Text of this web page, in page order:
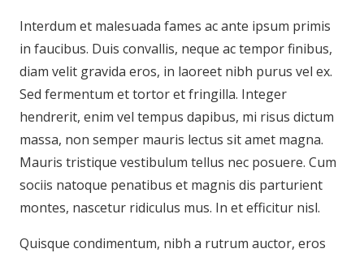
Interdum et malesuada fames ac ante ipsum primis
in faucibus. Duis convallis, neque ac tempor finibus,
diam velit gravida eros, in laoreet nibh purus vel ex.
Sed fermentum et tortor et fringilla. Integer
hendrerit, enim vel tempus dapibus, mi risus dictum
massa, non semper mauris lectus sit amet magna.
Mauris tristique vestibulum tellus nec posuere. Cum
sociis natoque penatibus et magnis dis parturient
montes, nascetur ridiculus mus. In et efficitur nisl.
Quisque condimentum, nibh a rutrum auctor, eros